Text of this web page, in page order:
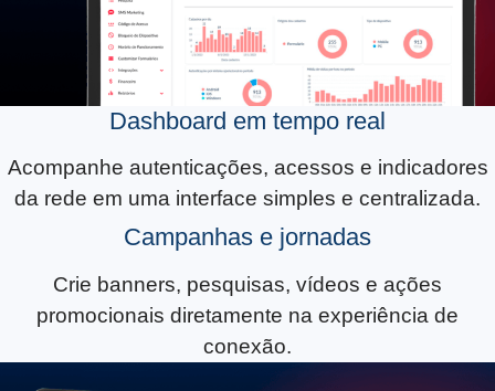
Dashboard em tempo real
Acompanhe autenticações, acessos e indicadores
da rede em uma interface simples e centralizada.
Campanhas e jornadas
Crie banners, pesquisas, vídeos e ações
promocionais diretamente na experiência de
conexão.